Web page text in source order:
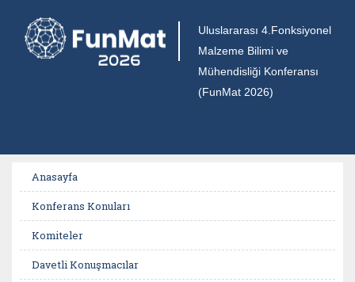
Uluslararası 4.Fonksiyonel
Malzeme Bilimi ve
Mühendisliği Konferansı
(FunMat 2026)
Anasayfa
Konferans Konuları
Komiteler
Davetli Konuşmacılar